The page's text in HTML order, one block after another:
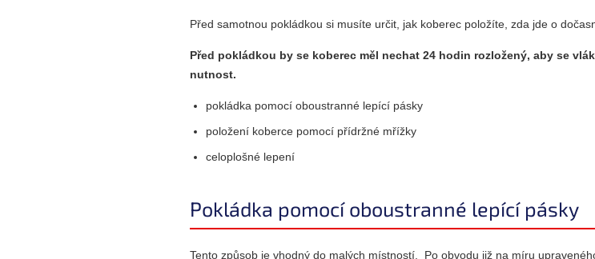
Před samotnou pokládkou si musíte určit, jak koberec položíte, zda jde o
Před pokládkou by se koberec měl nechat 24 hodin rozložený, aby se
nutnost.
pokládka pomocí oboustranné lepící pásky
položení koberce pomocí přídržné mřížky
celoplošné lepení
Pokládka pomocí oboustranné lepící pásky
Tento způsob je vhodný do malých místností. Po obvodu již na míru